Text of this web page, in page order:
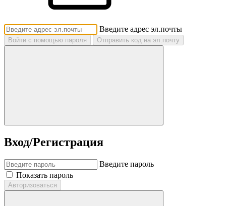
Введите адрес эл.почты
Войти с помощью пароля Отправить код на эл.почту
Вход/Регистрация
Введите пароль
Показать пароль
Авторизоваться